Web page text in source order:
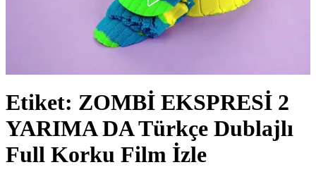
Etiket: ZOMBİ EKSPRESİ 2
YARIMA DA Türkçe Dublajlı
Full Korku Film İzle